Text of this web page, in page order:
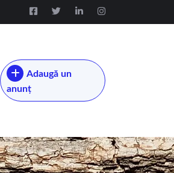
Adaugă un
anunț